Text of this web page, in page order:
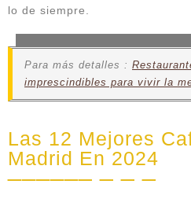
lo de siempre.
Para más detalles :
imprescindibles para vivir la
Las 12 Mejores
Madrid En 2024